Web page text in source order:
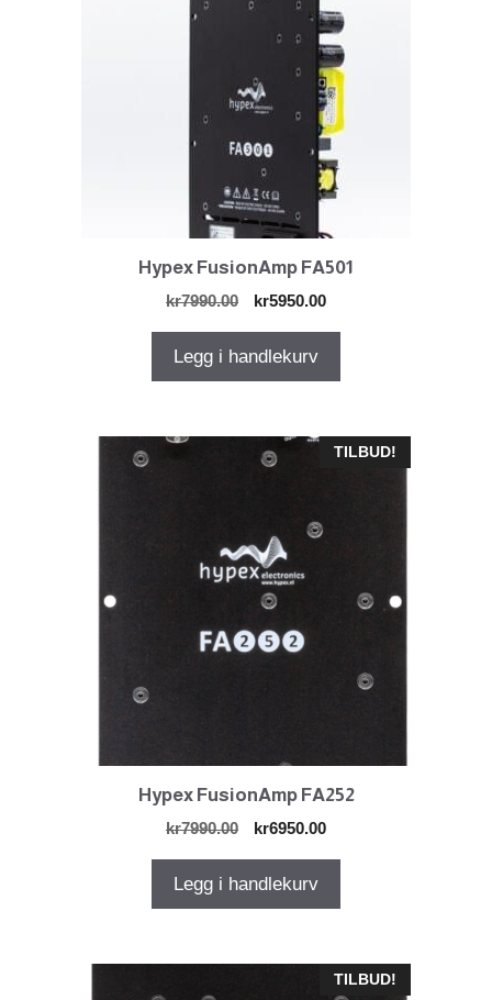
Hypex FusionAmp FA501
kr7990.00
Opprinnelig
var:
kr7990.00.
kr5950.00Nåværende
Legg i handlekurv
TILBUD!
Hypex FusionAmp FA252
kr7990.00
Opprinnelig
var:
kr7990.00.
kr6950.00Nåværende
Legg i handlekurv
TILBUD!